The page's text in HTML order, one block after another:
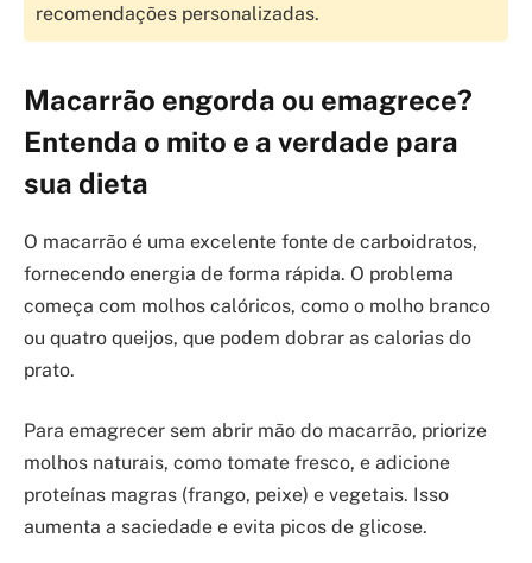
recomendações personalizadas.
Macarrão engorda ou emagrece?
Entenda o mito e a verdade para
sua dieta
O macarrão é uma excelente fonte de carboidratos,
fornecendo energia de forma rápida. O problema
começa com molhos calóricos, como o molho branco
ou quatro queijos, que podem dobrar as calorias do
prato.
Para emagrecer sem abrir mão do macarrão, priorize
molhos naturais, como tomate fresco, e adicione
proteínas magras (frango, peixe) e vegetais. Isso
aumenta a saciedade e evita picos de glicose.